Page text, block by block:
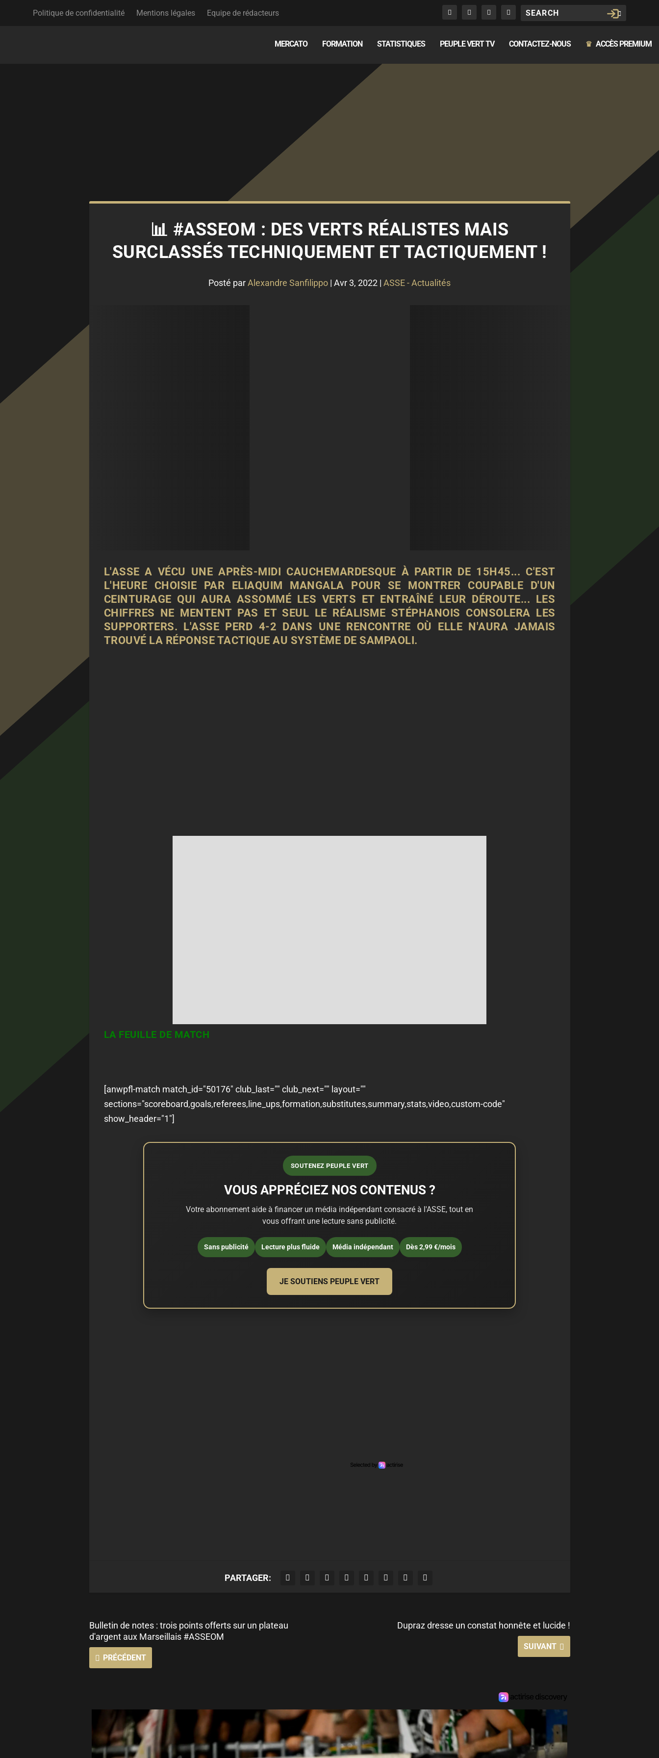
Politique de confidentialité Mentions légales Equipe de rédacteurs
MERCATO FORMATION STATISTIQUES PEUPLE VERT TV CONTACTEZ-NOUS ♛ ACCÈS PREMIUM
📊 #ASSEOM : DES VERTS RÉALISTES MAIS
SURCLASSÉS TECHNIQUEMENT ET TACTIQUEMENT !
Posté parAlexandre Sanfilippo | Avr 3, 2022 | ASSE - Actualités
L'ASSE A VÉCU UNE APRÈS-MIDI CAUCHEMARDESQUE À PARTIR DE 15H45... C'EST
L'HEURE CHOISIE PAR ELIAQUIM MANGALA POUR SE MONTRER COUPABLE D'UN
CEINTURAGE QUI AURA ASSOMMÉ LES VERTS ET ENTRAÎNÉ LEUR DÉROUTE... LES
CHIFFRES NE MENTENT PAS ET SEUL LE RÉALISME STÉPHANOIS CONSOLERA LES
SUPPORTERS. L'ASSE PERD 4-2 DANS UNE RENCONTRE OÙ ELLE N'AURA JAMAIS
TROUVÉ LA RÉPONSE TACTIQUE AU SYSTÈME DE SAMPAOLI.
LA FEUILLE DE MATCH
[anwpfl-match match_id="50176" club_last="" club_next="" layout=""
sections="scoreboard,goals,referees,line_ups,formation,substitutes,summary,stats,video,custom-code"
show_header="1"]
SOUTENEZ PEUPLE VERT
VOUS APPRÉCIEZ NOS CONTENUS ?
Votre abonnement aide à financer un média indépendant consacré à l'ASSE, tout en
vous offrant une lecture sans publicité.
Sans publicité Lecture plus fluide Média indépendant Dès 2,99 €/mois
JE SOUTIENS PEUPLE VERT
PARTAGER:
Bulletin de notes : trois points offerts sur un plateau
d'argent aux Marseillais #ASSEOM
PRÉCÉDENT
Dupraz dresse un constat honnête et lucide !
SUIVANT